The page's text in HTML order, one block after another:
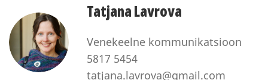
Tatjana Lavrova
Venekeelne kommunikatsioon
5817 5454
tatjana.lavrova@gmail.com